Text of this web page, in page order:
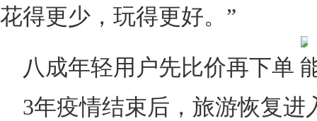
花得更少，玩得更好。”
八成年轻用户先比价再下单
3年疫情结束后，旅游恢复